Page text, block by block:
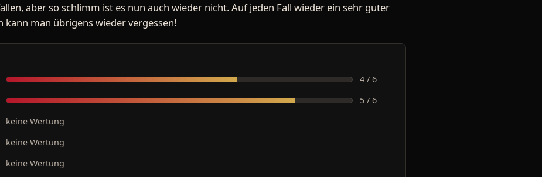
aber so schlimm ist es nun auch wieder nicht. Auf jeden Fall wieder ein sehr guter
kann man übrigens wieder vergessen!
4 / 6
5 / 6
keine Wertung
keine Wertung
keine Wertung